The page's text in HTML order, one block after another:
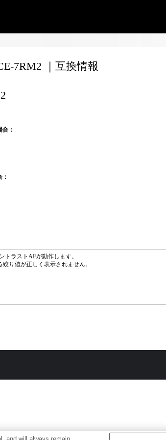
7RM2 ｜互換情報
：
トラストAFが動作します。
り値が正しく表示されません。